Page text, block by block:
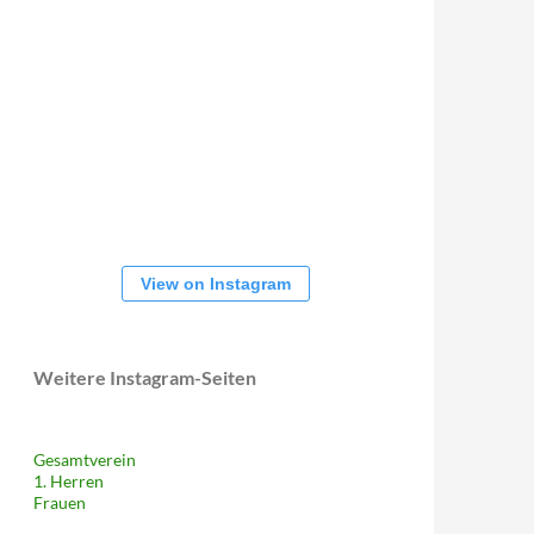
View on Instagram
Weitere Instagram-Seiten
Gesamtverein
1. Herren
Frauen